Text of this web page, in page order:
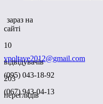
зараз на
сайті
10
відвідувачів
203
переглядів
vpoltave2012@gmail.com
(095) 043-18-92
(067) 943-04-13